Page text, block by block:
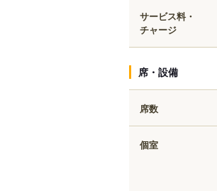
サービス料・
チャージ
席・設備
席数
個室